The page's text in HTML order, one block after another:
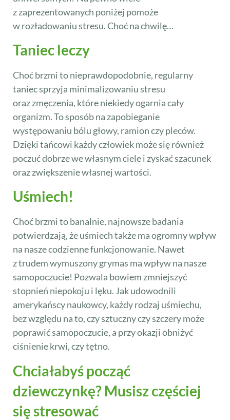
z zaprezentowanych poniżej pomoże
w rozładowaniu stresu. Choć na chwilę…
Taniec leczy
Choć brzmi to nieprawdopodobnie, regularny
taniec sprzyja minimalizowaniu stresu
oraz zmęczenia, które niekiedy ogarnia cały
organizm. To sposób na zapobieganie
występowaniu bólu głowy, ramion czy pleców.
Dzięki tańcowi każdy człowiek może się również
poczuć dobrze we własnym ciele i zyskać szacunek
oraz zwiększenie własnej wartości.
Uśmiech!
Choć brzmi to banalnie, najnowsze badania
potwierdzają, że uśmiech także ma ogromny wpływ
na nasze codzienne funkcjonowanie. Nawet
z trudem wymuszony grymas ma wpływ na nasze
samopoczucie! Pozwala bowiem zmniejszyć
stopnień niepokoju i lęku. Jak udowodnili
amerykańscy naukowcy, każdy rodzaj uśmiechu,
bez względu na to, czy sztuczny czy szczery może
poprawić samopoczucie, a przy okazji obniżyć
ciśnienie krwi, czy tętno.
Chciałabyś począć
dziewczynkę? Musisz częściej
się stresować